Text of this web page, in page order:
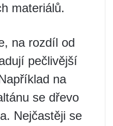
materiálů.
na rozdíl od
pečlivější
na
se dřevo
Nejčastěji se